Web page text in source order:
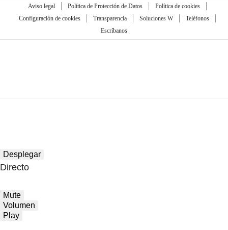
Aviso legal Política de Protección de Datos
Política de cookies
Configuración de cookies
Transparencia Soluciones W
Teléfonos
Escríbanos
Desplegar
Directo
Mute
Volumen
Play